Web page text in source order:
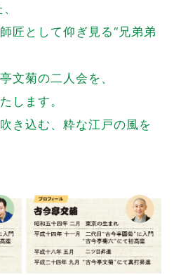
匠として仰ぎ見る“兄弟弟
文菊の二人会を、
します。
き込む、粋な江戸の風を